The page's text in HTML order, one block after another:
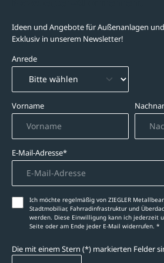
Ideen und Angebote für Außenanlagen
Exklusiv in unserem Newsletter!
Anrede
Vorname
E-Mail-Adresse*
Ich möchte regelmäßig von ZIEGLER
Stadtmobiliar, Fahrradinfrastruktur und
werden. Diese Einwilligung kann ich jederzeit
Seite oder am Ende jeder E-Mail widerrufen. *
Die mit einem Stern (*) markierten Felder